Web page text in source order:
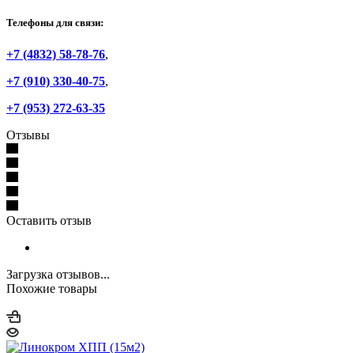
Телефоны для связи:
+7 (4832) 58-78-76,
+7 (910) 330-40-75,
+7 (953) 272-63-35
Отзывы
Оставить отзыв
Загрузка отзывов...
Похожие товары